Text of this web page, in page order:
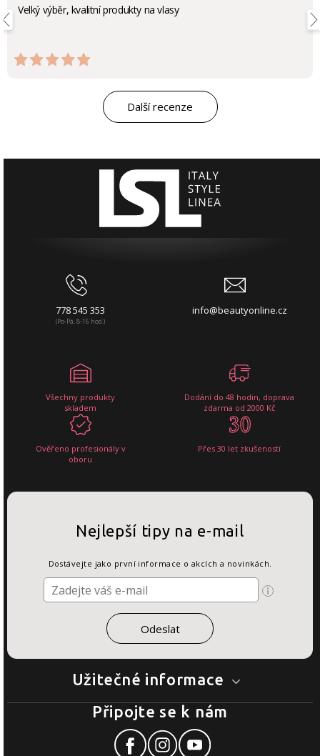
Velký výběr, kvalitní produkty na vlasy
Další recenze
778 545 353
(Po-Pá, 8-16 hod.)
info@beautyonline.cz
Všechny produkty
skladem
Dodání do 48 hodin, doprava
zdarma od 2000 Kč
Ověřeno profesionály v
oboru
Přes 30 let zkušeností
Užitečné informace
Nejlepší tipy na e-mail
Dostávejte jako první informace o akcích a novinkách.
Připojte se k nám